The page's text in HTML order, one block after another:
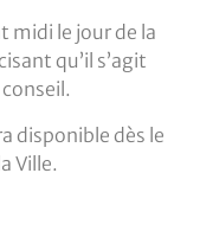
midi le jour de la
qu’il s’agit
disponible dès le
Ville.